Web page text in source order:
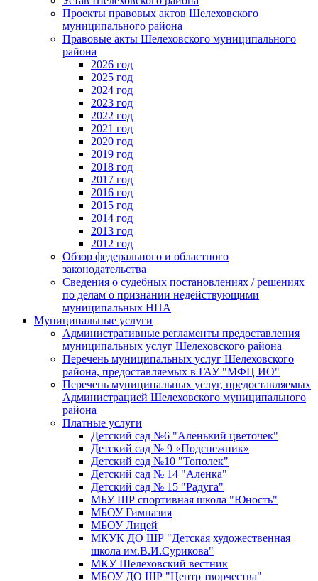
Проекты правовых актов Шелеховского
муниципального района
Правовые акты Шелеховского муниципального
района
2026 год
2025 год
2024 год
2023 год
2022 год
2021 год
2020 год
2019 год
2018 год
2017 год
2016 год
2015 год
2014 год
2013 год
2012 год
Обзор федерального и областного
законодательства
Сведения о судебных постановлениях / решениях
по делам о признании недействующими
муниципальных НПА
Муниципальные услуги
Административные регламенты предоставления
муниципальных услуг Шелеховского района
Перечень муниципальных услуг Шелеховского
района, предоставляемых в ГАУ "МФЦ ИО"
Перечень муниципальных услуг, предоставляемых
Администрацией Шелеховского муниципального
района
Платные услуги
Детский сад №6 "Аленький цветочек"
Детский сад № 9 «Подснежник»
Детский сад №10 "Тополек"
Детский сад № 14 "Аленка"
Детский сад № 15 "Радуга"
МБУ ШР спортивная школа "Юность"
МБОУ Гимназия
МБОУ Лицей
МКУК ДО ШР "Детская художественная
школа им.В.И.Сурикова"
МКУ Шелеховский вестник
МБОУ ДО ШР "Центр творчества"